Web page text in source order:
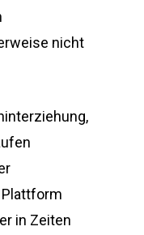
nicht
in Zeiten